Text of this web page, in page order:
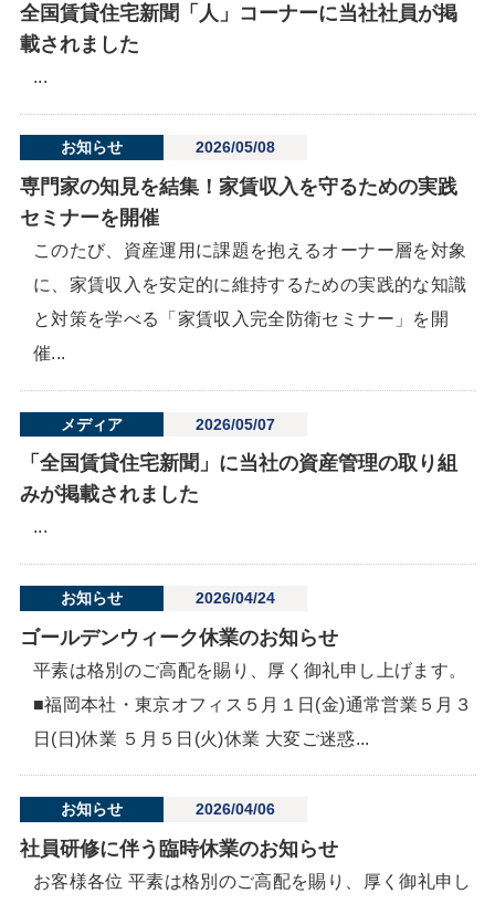
全国賃貸住宅新聞「人」コーナーに当社社員が掲
載されました
...
お知らせ 2026/05/08
専門家の知見を結集！家賃収入を守るための実践
セミナーを開催
このたび、資産運用に課題を抱えるオーナー層を対象
に、家賃収入を安定的に維持するための実践的な知識
と対策を学べる「家賃収入完全防衛セミナー」を開
催...
メディア 2026/05/07
「全国賃貸住宅新聞」に当社の資産管理の取り組
みが掲載されました
...
お知らせ 2026/04/24
ゴールデンウィーク休業のお知らせ
平素は格別のご高配を賜り、厚く御礼申し上げます。
■福岡本社・東京オフィス５月１日(金)通常営業５月３
日(日)休業 ５月５日(火)休業 大変ご迷惑...
お知らせ 2026/04/06
社員研修に伴う臨時休業のお知らせ
お客様各位 平素は格別のご高配を賜り、厚く御礼申し